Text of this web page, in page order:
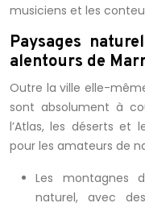
musiciens et les
Paysages
alentours de
Outre la ville elle-
sont absolument à
l’Atlas, les déserts et
pour les amateurs de
Les montagnes
naturel, avec